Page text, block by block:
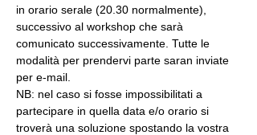
in orario serale (20.30 normalmente),
successivo al workshop che sarà
comunicato successivamente. Tutte le
modalità per prendervi parte saran inviate
per e-mail.
NB: nel caso si fosse impossibilitati a
partecipare in quella data e/o orario si
troverà una soluzione spostando la vostra